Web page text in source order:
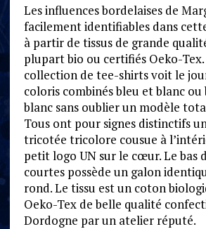
Les influences bordelaises de
facilement identifiables dans
à partir de tissus de grande
plupart bio ou certifiés Oeko-
collection de tee-shirts voit le
coloris combinés bleu et blanc
blanc sans oublier un modèle
Tous ont pour signes distinctifs
tricotée tricolore cousue à
petit logo UN sur le cœur. Le bas
courtes possède un galon
rond. Le tissu est un coton
Oeko-Tex de belle qualité
Dordogne par un atelier réputé.